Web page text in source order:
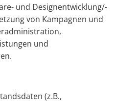
und Designentwicklung/-
von Kampagnen und
und
(z.B.,